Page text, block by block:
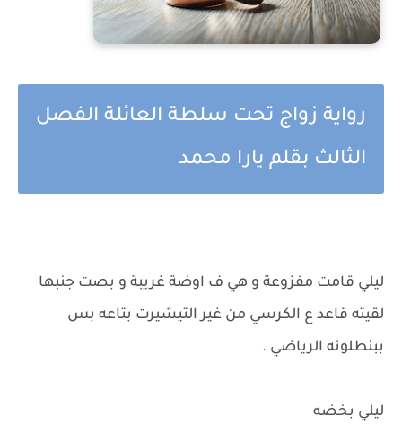
رواية زواج تحت سلطة العائلة الفصل
الثالث بقلم يارا محمد
ليلي قامت مفزوعة و هي ف اوضة غريبة و بصت جنبها
لقيته قاعد ع الكرسي من غير التيشيرت بتاعه بس
ببنطلونه الرياضي .
ليلي بخضه